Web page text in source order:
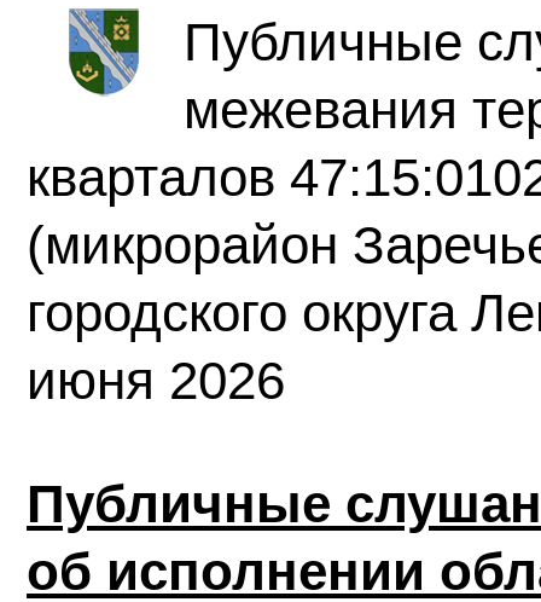
Публичные
межевания
кварталов
(микрорайон
городского округа
июня 2026
Публичные
об исполнении